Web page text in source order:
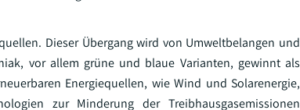
Dieser Übergang wird von Umweltbelangen und
vor allem grüne und blaue Varianten, gewinnt als
Energiequellen, wie Wind und Solarenergie,
zur Minderung der Treibhausgasemissionen